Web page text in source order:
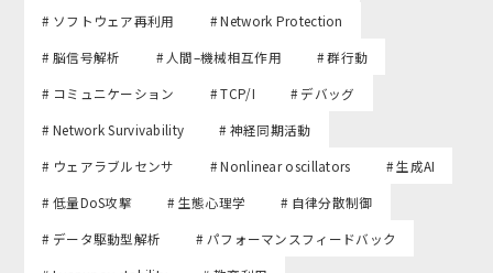
# ソフトウェア再利用
# Network Protection
# 脳信号解析
# 人間–機械相互作用
# 群行動
# コミュニケーション
# TCP/I
# デバッグ
# Network Survivability
# 神経同期活動
# ウェアラブルセンサ
# Nonlinear oscillators
# 生成AI
# 低量DoS攻撃
# 生態心理学
# 自律分散制御
# データ駆動型解析
# パフォーマンスフィードバック